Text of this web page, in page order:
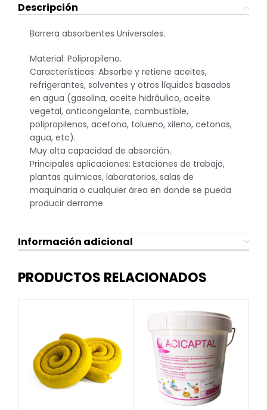
Descripción
Barrera absorbentes Universales.
Material: Polipropileno.
Características: Absorbe y retiene aceites,
refrigerantes, solventes y otros líquidos basados
en agua (gasolina, aceite hidráulico, aceite
vegetal, anticongelante, combustible,
polipropilenos, acetona, tolueno, xileno, cetonas,
agua, etc).
Muy alta capacidad de absorción.
Principales aplicaciones: Estaciones de trabajo,
plantas químicas, laboratorios, salas de
maquinaria o cualquier área en donde se pueda
producir derrame.
Información adicional
PRODUCTOS RELACIONADOS